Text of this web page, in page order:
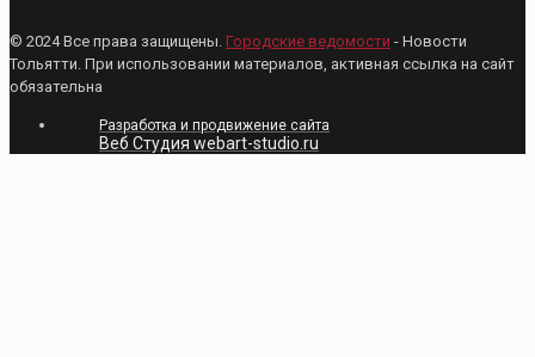
© 2024 Все права защищены. Городские ведомости - Новости
Тольятти. При использовании материалов, активная ссылка на сайт
обязательна
Разработка и продвижение сайта
Веб Студия webart-studio.ru